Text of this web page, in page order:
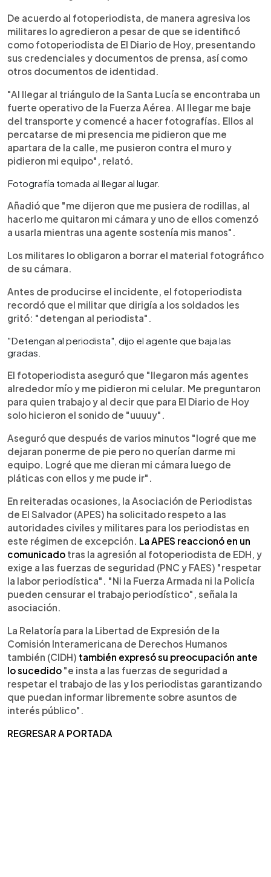
De acuerdo al fotoperiodista, de manera agresiva los
militares lo agredieron a pesar de que se identificó
como fotoperiodista de El Diario de Hoy, presentando
sus credenciales y documentos de prensa, así como
otros documentos de identidad.
"Al llegar al triángulo de la Santa Lucía se encontraba un
fuerte operativo de la Fuerza Aérea. Al llegar me baje
del transporte y comencé a hacer fotografías. Ellos al
percatarse de mi presencia me pidieron que me
apartara de la calle, me pusieron contra el muro y
pidieron mi equipo", relató.
Fotografía tomada al llegar al lugar.
Añadió que "me dijeron que me pusiera de rodillas, al
hacerlo me quitaron mi cámara y uno de ellos comenzó
a usarla mientras una agente sostenía mis manos".
Los militares lo obligaron a borrar el material fotográfico
de su cámara.
Antes de producirse el incidente, el fotoperiodista
recordó que el militar que dirigía a los soldados les
gritó: "detengan al periodista".
"Detengan al periodista", dijo el agente que baja las
gradas.
El fotoperiodista aseguró que "llegaron más agentes
alrededor mío y me pidieron mi celular. Me preguntaron
para quien trabajo y al decir que para El Diario de Hoy
solo hicieron el sonido de "uuuuy".
Aseguró que después de varios minutos "logré que me
dejaran ponerme de pie pero no querían darme mi
equipo. Logré que me dieran mi cámara luego de
pláticas con ellos y me pude ir".
En reiteradas ocasiones, la Asociación de Periodistas
de El Salvador (APES) ha solicitado respeto a las
autoridades civiles y militares para los periodistas en
este régimen de excepción. La APES reaccionó en un
comunicado tras la agresión al fotoperiodista de EDH, y
exige a las fuerzas de seguridad (PNC y FAES) "respetar
la labor periodística". "Ni la Fuerza Armada ni la Policía
pueden censurar el trabajo periodístico", señala la
asociación.
La Relatoría para la Libertad de Expresión de la
Comisión Interamericana de Derechos Humanos
también (CIDH) también expresó su preocupación ante
lo sucedido "e insta a las fuerzas de seguridad a
respetar el trabajo de las y los periodistas garantizando
que puedan informar libremente sobre asuntos de
interés público".
REGRESAR A PORTADA